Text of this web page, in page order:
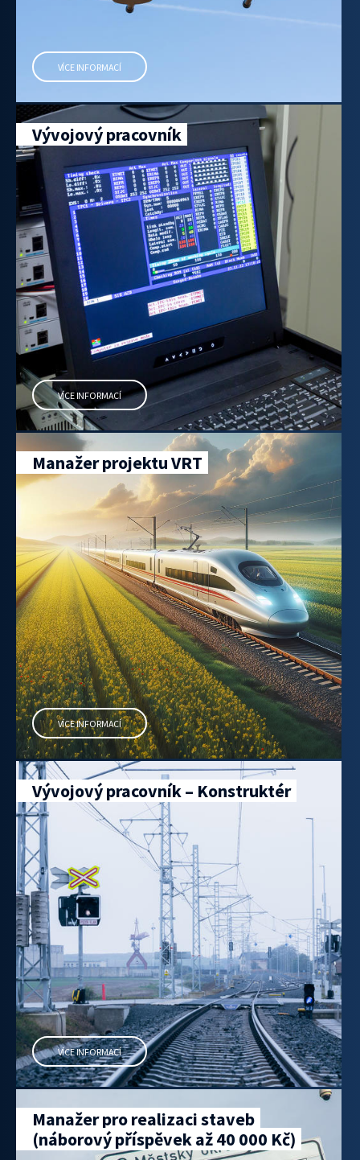
VÍCE INFORMACÍ
Vývojový pracovník
VÍCE INFORMACÍ
Manažer projektu VRT
VÍCE INFORMACÍ
Vývojový pracovník – Konstruktér
VÍCE INFORMACÍ
Manažer pro realizaci staveb
(náborový příspěvek až 40 000 Kč)